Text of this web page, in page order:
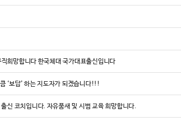
[
희망합니다 한국체대 국가대표출신입니다
‘보답’ 하는 지도자가 되겠습니다!!!
신 코치입니다. 자유품새 및 시범 교육 희망합니다.